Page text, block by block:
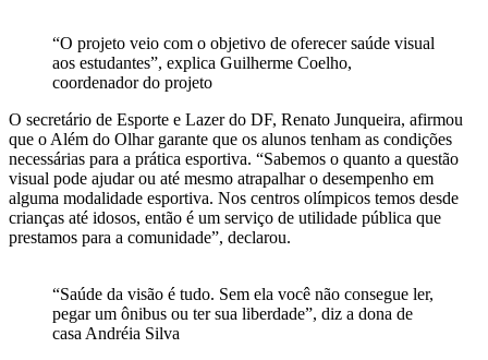
“O projeto veio com o objetivo de oferecer saúde visual
aos estudantes”, explica Guilherme Coelho,
coordenador do projeto
O secretário de Esporte e Lazer do DF, Renato Junqueira, afirmou
que o Além do Olhar garante que os alunos tenham as condições
necessárias para a prática esportiva. “Sabemos o quanto a questão
visual pode ajudar ou até mesmo atrapalhar o desempenho em
alguma modalidade esportiva. Nos centros olímpicos temos desde
crianças até idosos, então é um serviço de utilidade pública que
prestamos para a comunidade”, declarou.
“Saúde da visão é tudo. Sem ela você não consegue ler,
pegar um ônibus ou ter sua liberdade”, diz a dona de
casa Andréia Silva